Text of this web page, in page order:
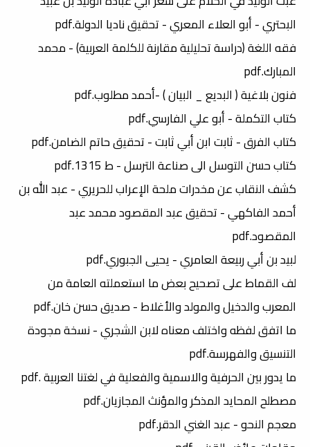
البحتري - أبو العلاء المعري - تحقيق ناديا الدولة.pdf
فقه اللغة (دراسة تحليلية مقارنة للكلمة العربية) - محمد
المبارك.pdf
فنون بلاغية ( البديع _ البيان ) -أحمد مطلوب.pdf
كتاب التكملة - أبو علي الفارسي.pdf
كتاب الفرق - ثابت ابن أبي ثابت - تحقيق حاتم الضامن.pdf
كتاب حسن التوسل الى صناعة الترسل - ط 1315.pdf
كشف النقاب عن مخدرات ملحة الإعراب للحريري - عبد الله بن
أحمد الفاكهي - تحقيق عبد المقصود محمد عبد
المقصود.pdf
لبيد بن أبي ربيعة العامري - يحيى الجبوري.pdf
لف القماط على تصحيح بعض ما استعملته العامة من
المعرب والدخيل والمولد والأغلاط - صديق حسن خان.pdf
ما اتفق لفظه واختلف معناه لابن الشجري - نسخة مجودة
التنسيق والفهرسة.pdf
ما يدور بين الحرفية والاسمية والفعلية في لغتنا العربية .pdf
مصطلح المحايد المذكر والمؤنث المجازيان.pdf
معجم النحو - عبد الغني الدقر.pdf